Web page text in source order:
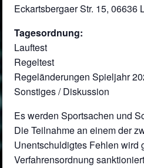
Eckartsbergaer Str. 15, 06636
Tagesordnung:
Lauftest
Regeltest
Regeländerungen Spieljahr
Sonstiges / Diskussion
Es werden Sportsachen und
Die Teilnahme an einem der
Unentschuldigtes Fehlen wird
Verfahrensordnung